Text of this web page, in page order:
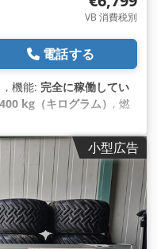
VB 消費税別
電話する
, 機能: 完全に稼働してい
kg（キログラム） , 燃
ル構成:
:鋼, 製造年:2013, 稼働時
・ブレーキ・システム）,
ーター, フォグランプ,
小型広告